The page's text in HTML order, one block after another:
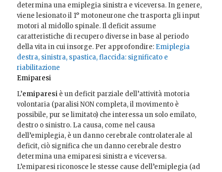
determina una emiplegia sinistra e viceversa. In genere,
viene lesionato il 1° motoneurone che trasporta gli input
motori al midollo spinale. Il deficit assume
caratteristiche di recupero diverse in base al periodo
della vita in cui insorge. Per approfondire: Emiplegia
destra, sinistra, spastica, flaccida: significato e
riabilitazione
Emiparesi
L’emiparesi è un deficit parziale dell’attività motoria
volontaria (paralisi NON completa, il movimento è
possibile, pur se limitato) che interessa un solo emilato,
destro o sinistro. La causa, come nel causa
dell’emiplegia, è un danno cerebrale controlaterale al
deficit, ciò significa che un danno cerebrale destro
determina una emiparesi sinistra e viceversa.
L’emiparesi riconosce le stesse cause dell’emiplegia (ad